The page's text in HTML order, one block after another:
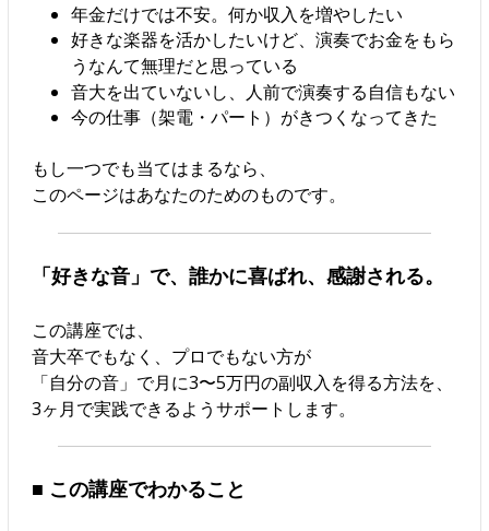
年金だけでは不安。何か収入を増やしたい
好きな楽器を活かしたいけど、演奏でお金をもら
うなんて無理だと思っている
音大を出ていないし、人前で演奏する自信もない
今の仕事（架電・パート）がきつくなってきた
もし一つでも当てはまるなら、
このページはあなたのためのものです。
「好きな音」で、誰かに喜ばれ、感謝される。
この講座では、
音大卒でもなく、プロでもない方が
「自分の音」で月に3〜5万円の副収入を得る方法を、
3ヶ月で実践できるようサポートします。
■ この講座でわかること